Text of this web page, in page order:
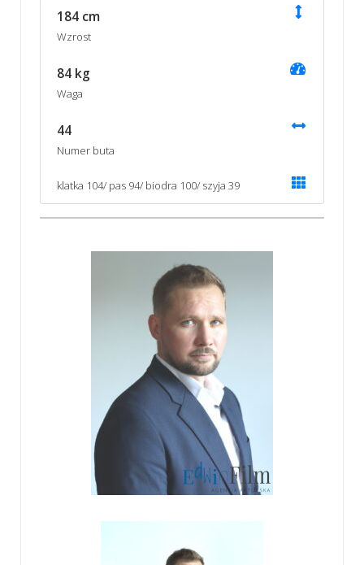
184 cm
Wzrost
84 kg
Waga
44
Numer buta
klatka 104/ pas 94/ biodra 100/ szyja 39